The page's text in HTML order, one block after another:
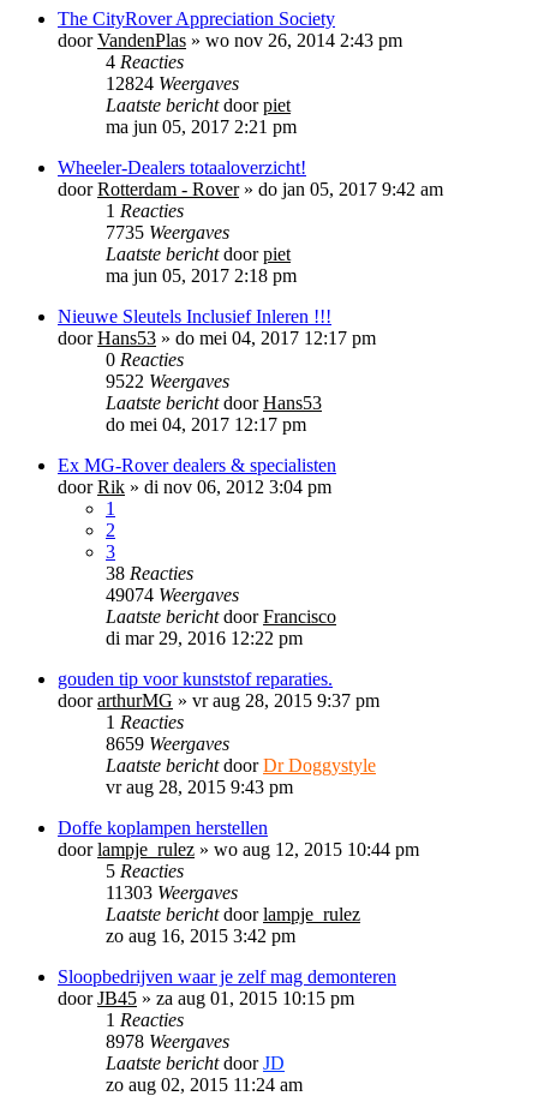
The CityRover Appreciation Society
doorVandenPlas » wo nov 26, 2014 2:43 pm
4 Reacties
12824 Weergaves
Laatste berichtdoorpiet
ma jun 05, 2017 2:21 pm
Wheeler-Dealers totaaloverzicht!
doorRotterdam - Rover» do jan 05, 2017 9:42 am
1 Reacties
7735 Weergaves
Laatste berichtdoorpiet
ma jun 05, 2017 2:18 pm
Nieuwe Sleutels Inclusief Inleren !!!
doorHans53 » do mei 04, 2017 12:17 pm
0 Reacties
9522 Weergaves
Laatste berichtdoorHans53
do mei 04, 2017 12:17 pm
Ex MG-Rover dealers & specialisten
doorRik » di nov 06, 2012 3:04 pm
1
2
3
38 Reacties
49074 Weergaves
Laatste berichtdoorFrancisco
di mar 29, 2016 12:22 pm
gouden tip voor kunststof reparaties.
doorarthurMG » vr aug 28, 2015 9:37 pm
1 Reacties
8659 Weergaves
Laatste berichtdoorDr Doggystyle
vr aug 28, 2015 9:43 pm
Doffe koplampen herstellen
doorlampje_rulez » wo aug 12, 2015 10:44 pm
5 Reacties
11303 Weergaves
Laatste berichtdoorlampje_rulez
zo aug 16, 2015 3:42 pm
Sloopbedrijven waar je zelf mag demonteren
doorJB45 » za aug 01, 2015 10:15 pm
1 Reacties
8978 Weergaves
Laatste berichtdoorJD
zo aug 02, 2015 11:24 am